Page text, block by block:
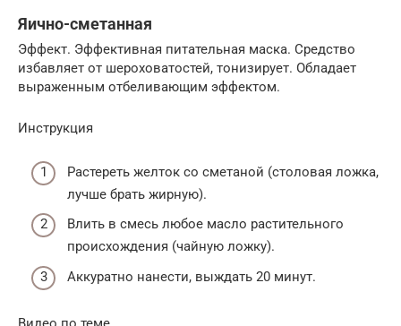
Яично-сметанная
Эффект. Эффективная питательная маска. Средство
избавляет от шероховатостей, тонизирует. Обладает
выраженным отбеливающим эффектом.
Инструкция
Растереть желток со сметаной (столовая ложка,
лучше брать жирную).
Влить в смесь любое масло растительного
происхождения (чайную ложку).
Аккуратно нанести, выждать 20 минут.